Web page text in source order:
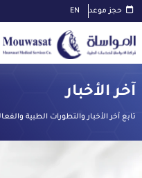
حجز موعد EN
آخر الأخبار
تابع آخر الأخبار والتطورات الطبية